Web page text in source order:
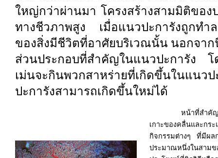
ใหญ่กว่าผ่านมา โครงสร้างสามมิติของ
ทางชีวภาพสูง เมื่อแนวปะการังถูกทำ
ของสิ่งมีชีวิตที่อาศัยบริเวณนั้น นอกจา
ส่วนประกอบที่สำคัญในแนวปะการัง โ
เม่นจะกินพวกสาหร่ายที่เกิดขึ้นในแนว
ปะการังสามารถเกิดขึ้นใหม่ได้
หน้าที่สำคัญของป
เกาะของคลื่นและก
กิจกรรมต่างๆ ที่มีผล
ประมาณหนึ่งในสามข